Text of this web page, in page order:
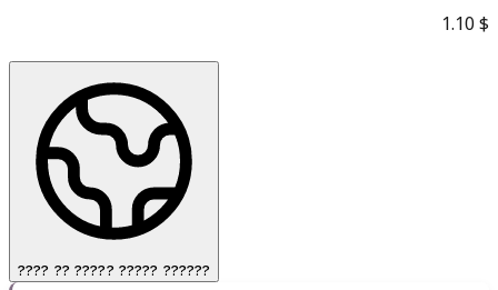
1.10$
???? ?? ????? ????? ??????